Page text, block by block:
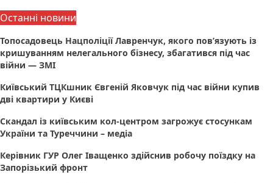
Останні новини
Топосадовець Нацполіції Лавренчук, якого пов’язують із
кришуванням нелегального бізнесу, збагатився під час
війни — ЗМІ
Київський ТЦКшник Євгеній Яковчук під час війни купив
дві квартири у Києві
Скандал із київським кол-центром загрожує стосункам
України та Туреччини – медіа
Керівник ГУР Олег Іващенко здійснив робочу поїздку на
Запорізький фронт